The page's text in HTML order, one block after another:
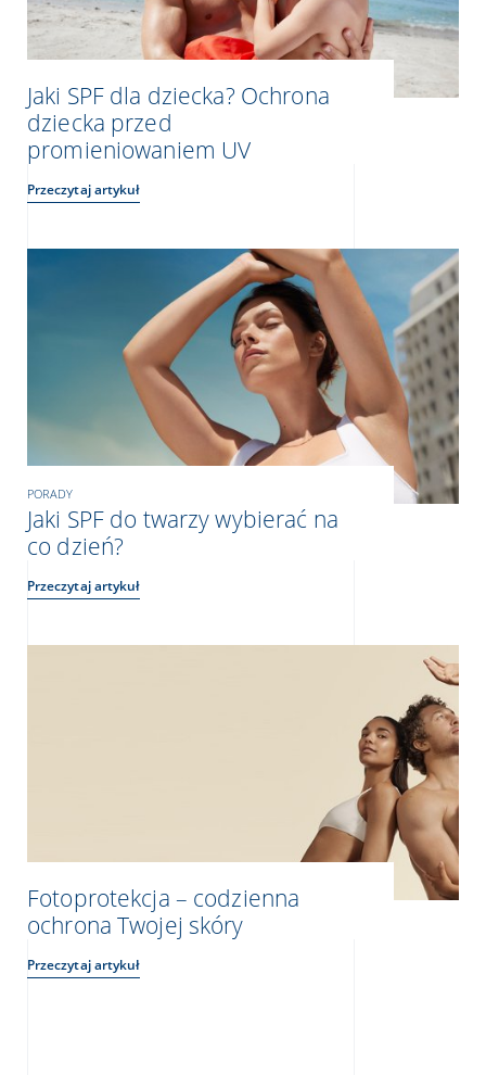
Jaki SPF dla dziecka? Ochrona
dziecka przed
promieniowaniem UV
Przeczytaj artykuł
PORADY
Jaki SPF do twarzy wybierać na
co dzień?
Przeczytaj artykuł
Fotoprotekcja – codzienna
ochrona Twojej skóry
Przeczytaj artykuł